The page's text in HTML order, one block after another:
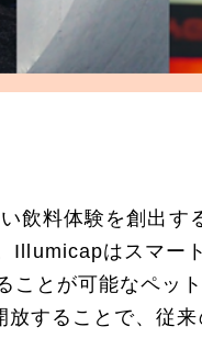
飲料体験を創出す
はスマー
とが可能なペッ
することで、従